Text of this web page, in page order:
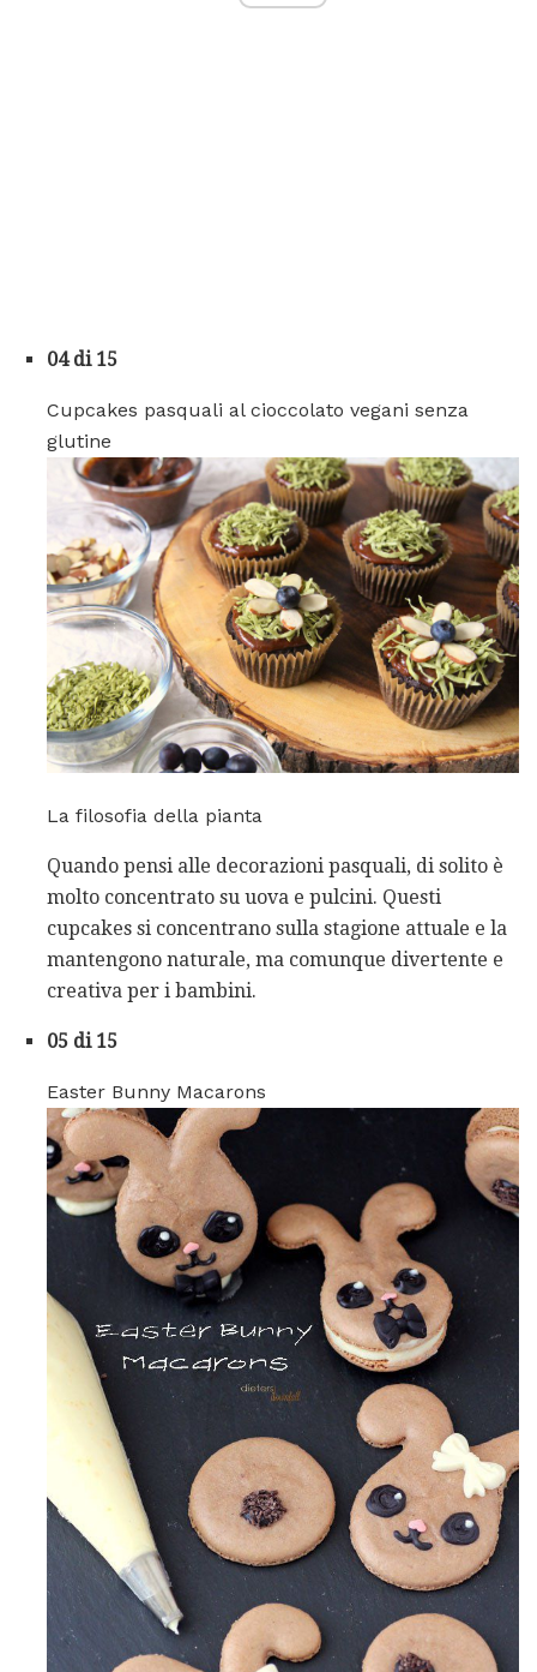
04 di 15
Cupcakes pasquali al cioccolato vegani senza
glutine
La filosofia della pianta
Quando pensi alle decorazioni pasquali, di solito è
molto concentrato su uova e pulcini. Questi
cupcakes si concentrano sulla stagione attuale e la
mantengono naturale, ma comunque divertente e
creativa per i bambini.
05 di 15
Easter Bunny Macarons